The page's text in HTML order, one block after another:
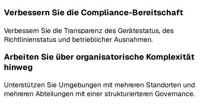
Verbessern Sie die Compliance-Bereitschaft
Verbessern Sie die Transparenz des Gerätestatus, des
Richtlinienstatus und betrieblicher Ausnahmen.
Arbeiten Sie über organisatorische Komplexität
hinweg
Unterstützen Sie Umgebungen mit mehreren Standorten und
mehreren Abteilungen mit einer strukturierteren Governance.